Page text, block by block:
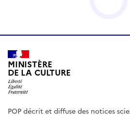
MINISTÈRE
DE LA CULTURE
POP décrit et diffuse des notices